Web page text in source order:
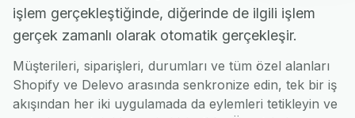
işlem gerçekleştiğinde, diğerinde de ilgili işlem
gerçek zamanlı olarak otomatik gerçekleşir.
Müşterileri, siparişleri, durumları ve tüm özel alanları
Shopify ve Delevo arasında senkronize edin, tek bir iş
akışından her iki uygulamada da eylemleri tetikleyin ve